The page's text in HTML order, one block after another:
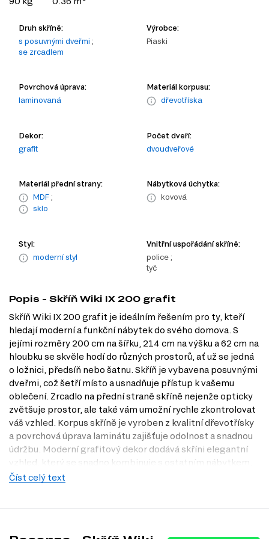
Druh skříně:
s posuvnými dveřmi ;
se zrcadlem
Výrobce:
Piaski
Povrchová úprava:
laminovaná
Materiál korpusu:
dřevotříska
Dekor:
grafit
Počet dveří:
dvoudveřové
Materiál přední strany:
MDF ;
sklo
Nábytková úchytka:
kovová
Styl:
moderní styl
Vnitřní uspořádání skříně:
police ;
tyč
Popis - Skříň Wiki IX 200 grafit
Skříň Wiki IX 200 grafit je ideálním řešením pro ty, kteří
hledají moderní a funkční nábytek do svého domova. S
jejími rozměry 200 cm na šířku, 214 cm na výšku a 62 cm na
hloubku se skvěle hodí do různých prostorů, ať už se jedná
o ložnici, předsíň nebo šatnu. Skříň je vybavena posuvnými
dveřmi, což šetří místo a usnadňuje přístup k vašemu
oblečení. Zrcadlo na přední straně skříně nejenže opticky
zvětšuje prostor, ale také vám umožní rychle zkontrolovat
váš vzhled. Korpus skříně je vyroben z kvalitní dřevotřísky
a povrchová úprava laminátu zajišťuje odolnost a snadnou
údržbu. Moderní grafitový dekor dodává skříni elegantní
vzhled, který se snadno kombinuje s ostatním nábytkem.
Navštivte naši prodejnu Dubok.cz v Praze a objevte, jak
Číst celý text